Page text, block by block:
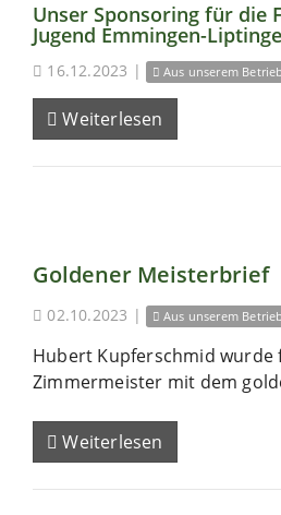
Unser Sponsoring für die
Jugend Emmingen-
16.12.2023 | Aus unserem Betrieb
Weiterlesen
Goldener Meisterbrief
02.10.2023 | Aus unserem Betrieb
Hubert Kupferschmid wurde
Zimmermeister mit dem
Weiterlesen